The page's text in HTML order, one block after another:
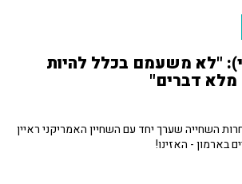
"לא משעמם בכלל להיות
מלא דברים"
השחייה שערך יחד עם השחיין האמריקני ראיין
בארמון - האזינו!